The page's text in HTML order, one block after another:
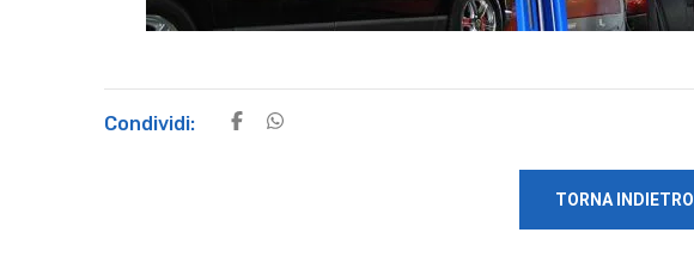
Condividi:
TORNA INDIETRO